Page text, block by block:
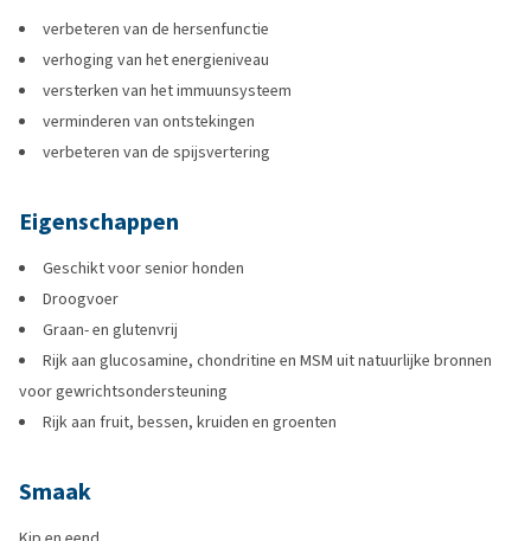
verbeteren van de hersenfunctie
verhoging van het energieniveau
versterken van het immuunsysteem
verminderen van ontstekingen
verbeteren van de spijsvertering
Eigenschappen
Geschikt voor senior honden
Droogvoer
Graan- en glutenvrij
Rijk aan glucosamine, chondritine en MSM uit natuurlijke bronnen
voor gewrichtsondersteuning
Rijk aan fruit, bessen, kruiden en groenten
Smaak